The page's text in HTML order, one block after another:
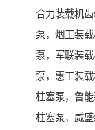
合力装载机
泵，烟工装
泵，军联装
泵，惠工装
柱塞泵，鲁
柱塞泵，威